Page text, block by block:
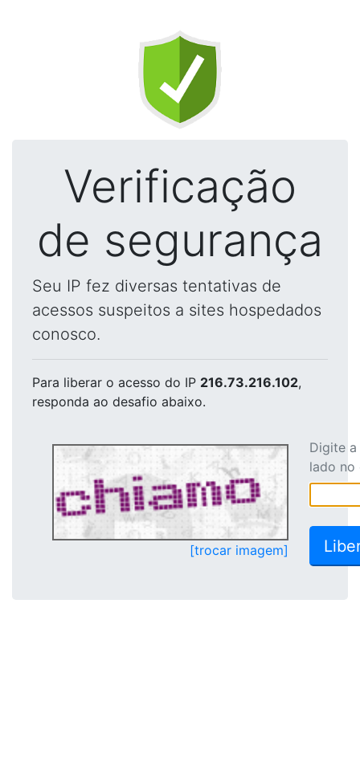
Verificação
de segurança
Seu IP fez diversas tentativas de
acessos suspeitos a sites hospedados
conosco.
Para liberar o acesso do IP 216.73.216.102,
responda ao desafio abaixo.
[trocar imagem]
Digite
lado no